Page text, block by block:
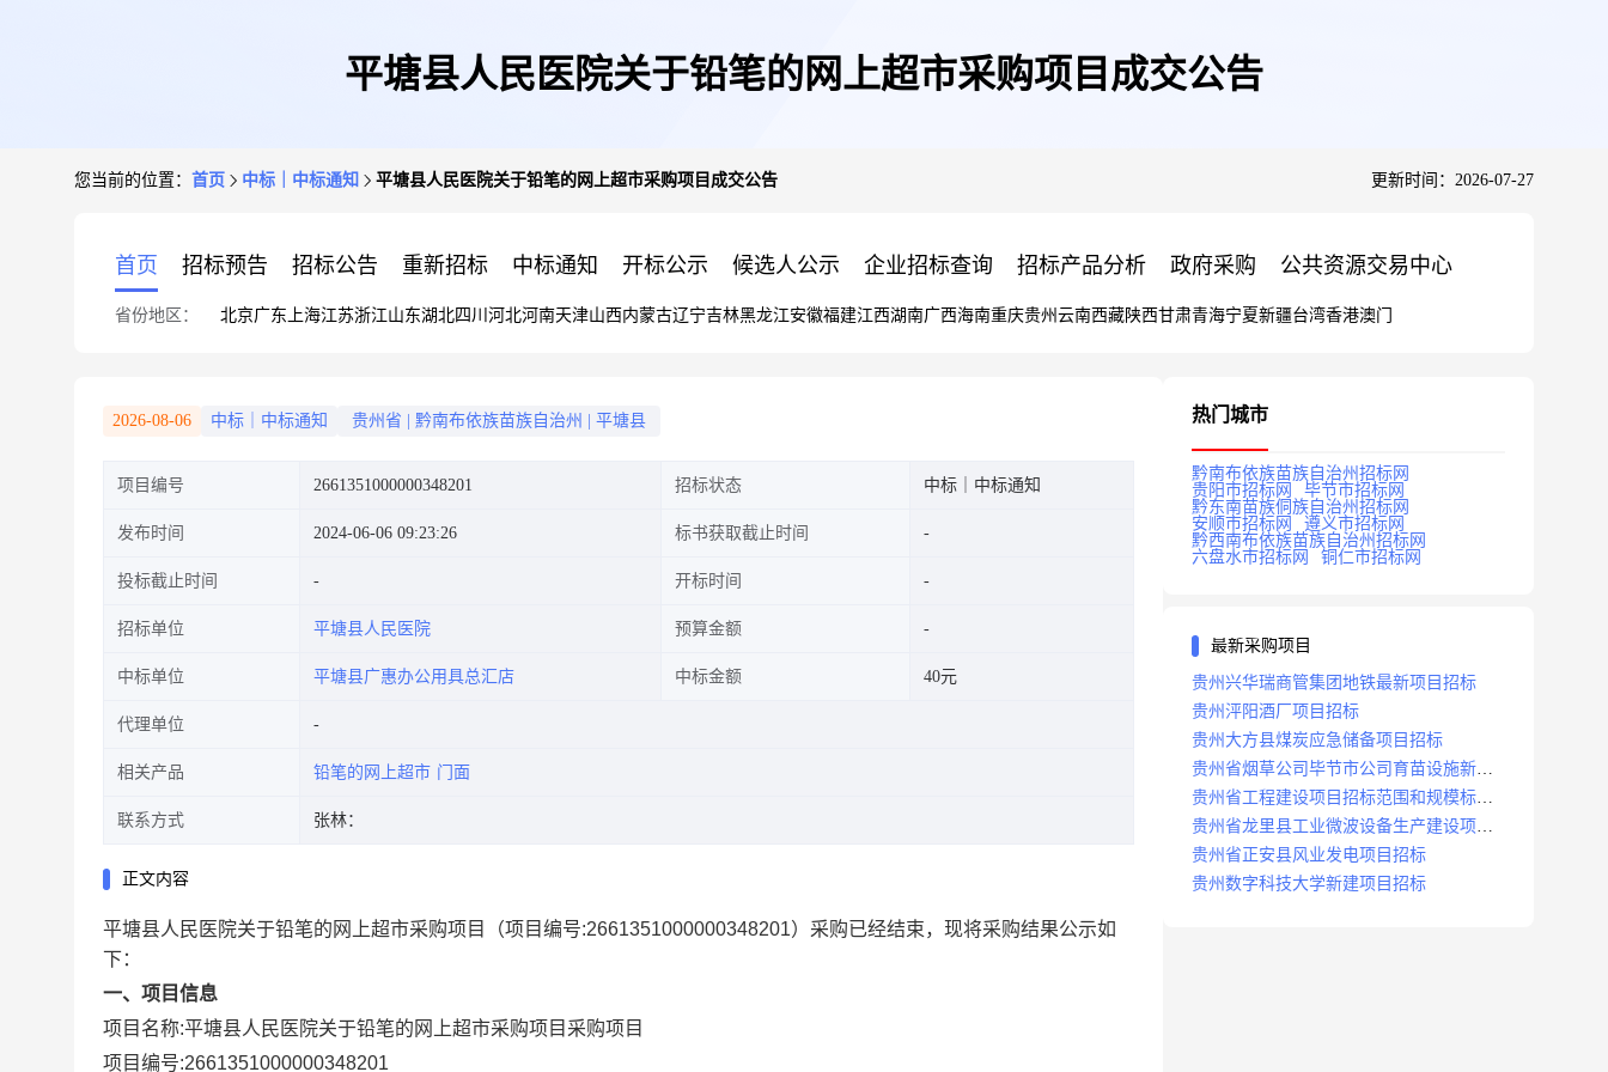
平塘县人民医院关于铅笔的网上超市采购项目成交公告
您当前的位置： 首页 中标｜中标通知 平塘县人民医院关于铅笔的网上超市采购项目成交公告 更新时间：2026-07-27
首页 招标预告 招标公告 重新招标 中标通知 开标公示 候选人公示 企业招标查询 招标产品分析 政府采购 公共资源交易中心
省份地区： 北京广东 上海江苏浙江山东湖北四川 河北河南天津山西内蒙古辽宁吉林黑龙江安徽福建江西湖南广西海南重庆贵州 云南西藏陕西甘肃青海宁夏新疆台湾香港澳门
2026-08-06 中标｜中标通知 贵州省 黔南布依族苗族自治州 平塘县
项目编号 2661351000000348201 招标状态 中标｜中标通知
发布时间 2024-06-06 09:23:26 标书获取截止时间
投标截止时间 开标时间
招标单位 平塘县人民医院 预算金额
中标单位 平塘县广惠办公用具总汇店 中标金额 40元
代理单位
相关产品 铅笔的网上超市 门面
联系方式 张林：
正文内容
平塘县人民医院关于铅笔的网上超市采购项目 （项目编号:2661351000000348201）采购已经结束，现将采购结果公示如
下：
一、项目信息
项目名称:平塘县人民医院关于铅笔的网上超市采购项目 采购项目
项目编号:2661351000000348201
热门城市
黔南布依族苗族自治州招标网
贵阳市招标网
毕节市招标网
黔东南苗族侗族自治州招标网
安顺市招标网
遵义市招标网
黔西南布依族苗族自治州招标网
六盘水市招标网
铜仁市招标网
最新采购项目
贵州兴华瑞商管集团地铁最新项目招标
贵州泙阳酒厂项目招标
贵州大方县煤炭应急储备项目招标
贵州省烟草公司毕节市公司育苗设施新建
及修复项目招标公告
贵州省工程建设项目招标范围和规模标准
规定
贵州省龙里县工业微波设备生产建设项目
招标
贵州省正安县风业发电项目招标
贵州数字科技大学新建项目招标